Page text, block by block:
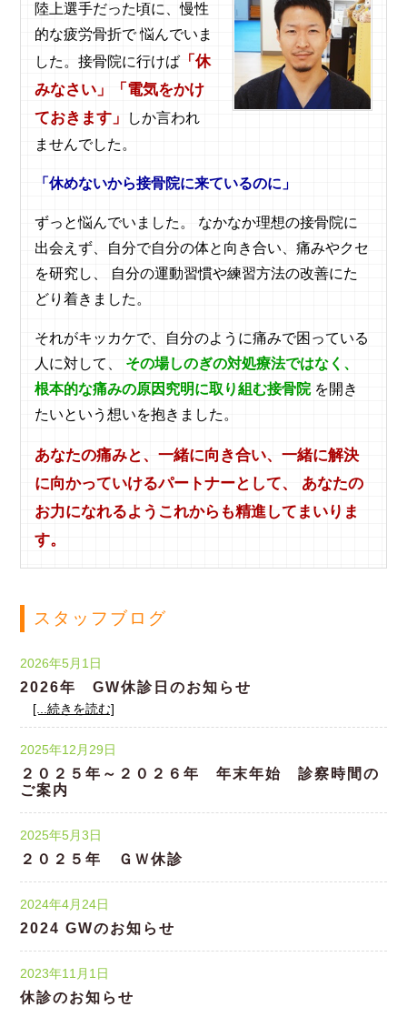
陸上選手だった頃に、慢性
的な疲労骨折で 悩んでいま
した。接骨院に行けば 「休
みなさい」「電気をかけ
ておきます」
しか言われ
ませんでした。
「休めないから接骨院に来ているのに」
ずっと悩んでいました。 なかなか理想の接骨院に
出会えず、自分で自分の体と向き合い、痛みやクセ
を研究し、 自分の運動習慣や練習方法の改善にた
どり着きました。
それがキッカケで、自分のように痛みで困っている
人に対して、 その場しのぎの対処療法ではなく、
根本的な痛みの原因究明に取り組む接骨院を開き
たいという想いを抱きました。
あなたの痛みと、一緒に向き合い、一緒に解決
に向かっていけるパートナーとして、 あなたの
お力になれるようこれからも精進してまいりま
す。
スタッフブログ
2026年5月1日
2026年 GW休診日のお知らせ
[...続きを読む]
2025年12月29日
２０２５年～２０２６年 年末年始 診察時間の
ご案内
2025年5月3日
２０２５年 ＧＷ休診
2024年4月24日
2024 GWのお知らせ
2023年11月1日
休診のお知らせ